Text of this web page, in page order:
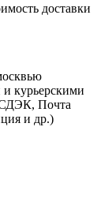
доставки
курьерскими
Почта
и др.)